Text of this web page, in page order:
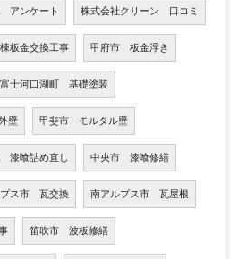
アンケート 株式会社クリーン 口コミ
棟板金交換工事 甲府市 板金浮き
富士河口湖町 基礎塗装
壁 甲斐市 モルタル壁
漆喰詰め直し 中央市 漆喰修繕
プス市 瓦交換 南アルプス市 瓦屋根
笛吹市 波板修繕